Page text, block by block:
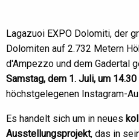
Lagazuoi EXPO Dolomiti, der
Dolomiten auf 2.732 Metern
d'Ampezzo und dem Gadertal
Samstag, dem 1. Juli, um 14.30
höchstgelegenen Instagram-
Es handelt sich um in neues
Ausstellungsprojekt, das in